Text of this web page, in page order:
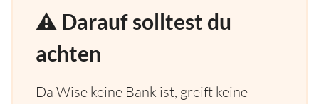
⚠️ Darauf solltest du
achten
Da Wise keine Bank ist, greift keine